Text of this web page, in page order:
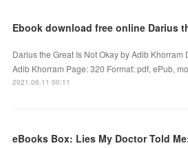
Darius the Great Is Not Okay by Adib Khorram
Adib Khorram Page: 320 Format: pdf, ePub,
2021.06.11 00:11